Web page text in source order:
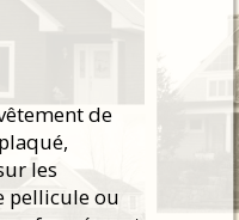
de
les
pellicule ou